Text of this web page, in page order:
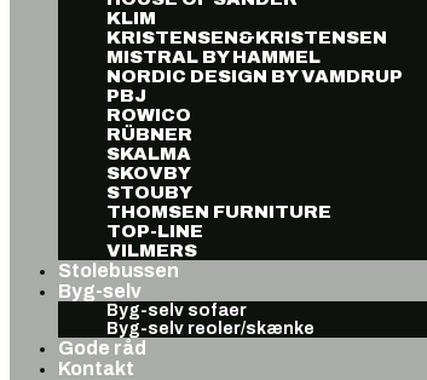
KLIM
KRISTENSEN&KRISTENSEN
MISTRAL BY HAMMEL
NORDIC DESIGN BY VAMDRUP
PBJ
ROWICO
RÜBNER
SKALMA
SKOVBY
STOUBY
THOMSEN FURNITURE
TOP-LINE
VILMERS
Stolebussen
Byg-selv
Byg-selv sofaer
Byg-selv reoler/skænke
Gode råd
Kontakt